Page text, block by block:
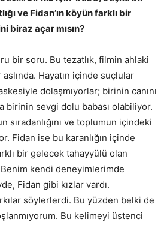
ve Fidan’ın köyün farklı bir
biraz açar mısın?
bir soru. Bu tezatlık, filmin ahlaki
Hayatın içinde suçlular
dolaşmıyorlar; birinin canını
birinin sevgi dolu babası olabiliyor.
sıradanlığını ve toplumun içindeki
Fidan ise bu karanlığın içinde
bir gelecek tahayyülü olan
kendi deneyimlerimde
Fidan gibi kızlar vardı.
söylerlerdi. Bu yüzden belki de
Bu kelimeyi üstenci